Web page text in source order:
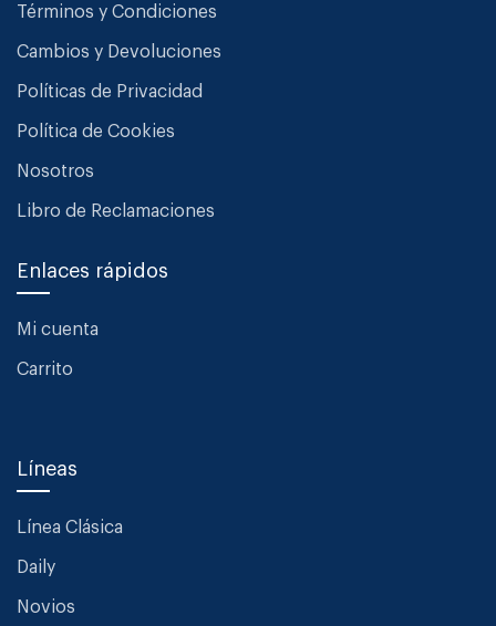
Términos y Condiciones
Cambios y Devoluciones
Políticas de Privacidad
Política de Cookies
Nosotros
Libro de Reclamaciones
Enlaces rápidos
Mi cuenta
Carrito
Líneas
Línea Clásica
Daily
Novios